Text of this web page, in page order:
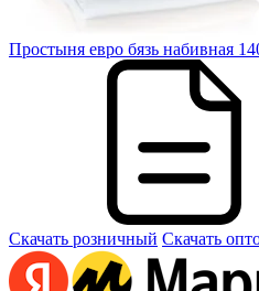
Простыня евро бязь набивная
Скачать розничный Скачать